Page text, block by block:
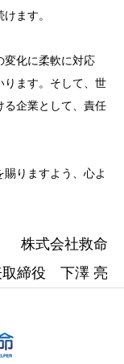
ます。
変化に柔軟に対応
ります。そして、世
る企業として、責任
りますよう、心よ
株式会社救命
取締役 下澤 亮